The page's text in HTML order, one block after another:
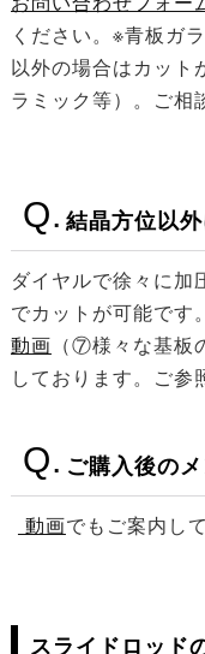
ください。※青板ガ
以外の場合はカット
ラミック等）。ご相
結晶方位以
ダイヤルで徐々に加
でカットが可能です。
動画 （⑦様々な基板
しております。ご参
ご購入後の
動画でもご案内し
スライドロッド